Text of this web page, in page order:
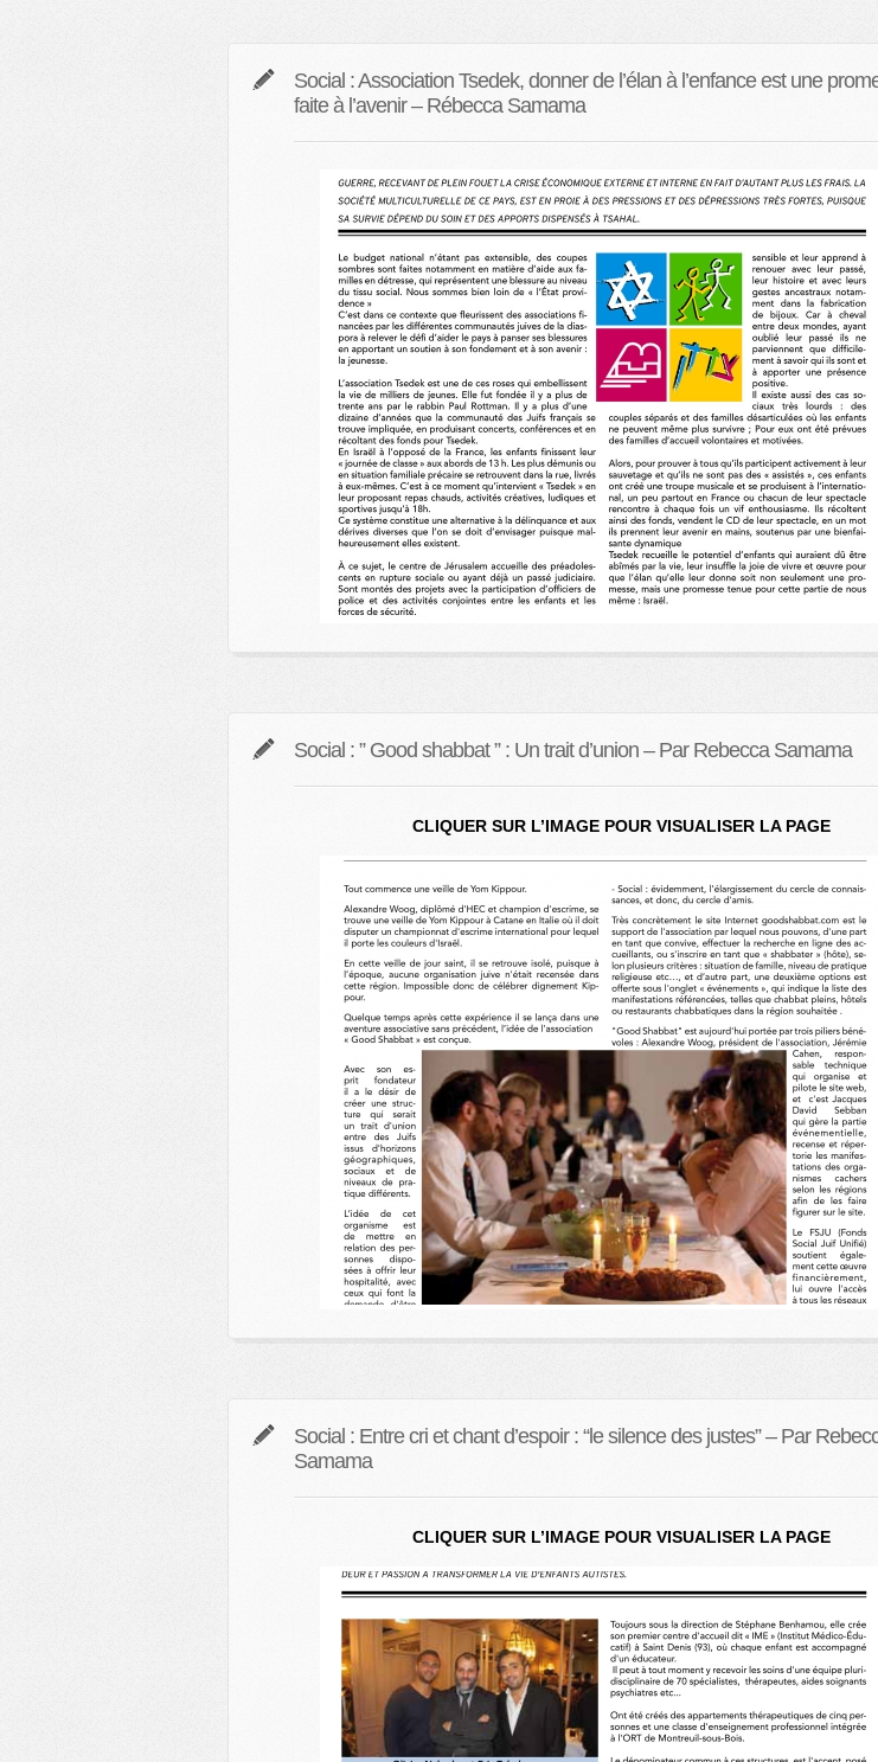
Social : Association Tsedek, donner de l’élan à l’enfance est une
faite à l’avenir – Rébecca Samama
Social : ” Good shabbat ” : Un trait d’union – Par Rebecca Samama
CLIQUER SUR L’IMAGE POUR VISUALISER LA PAGE
Social : Entre cri et chant d’espoir : “le silence des justes” – Par
Samama
CLIQUER SUR L’IMAGE POUR VISUALISER LA PAGE